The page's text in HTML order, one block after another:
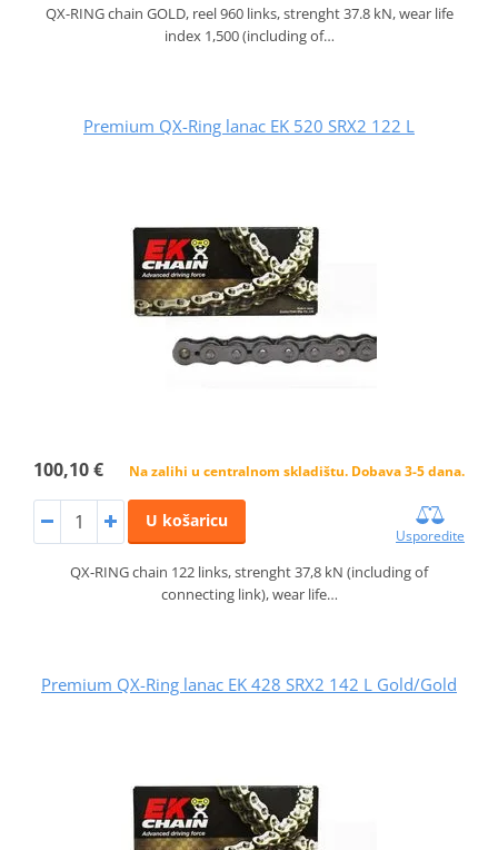
QX-RING chain GOLD, reel 960 links, strenght 37.8 kN, wear life
index 1,500 (including of…
Premium QX-Ring lanac EK 520 SRX2 122 L
100,10 € Na zalihi u centralnom skladištu. Dobava 3-5 dana.
U košaricu
Usporedite
QX-RING chain 122 links, strenght 37,8 kN (including of
connecting link), wear life…
Premium QX-Ring lanac EK 428 SRX2 142 L Gold/Gold